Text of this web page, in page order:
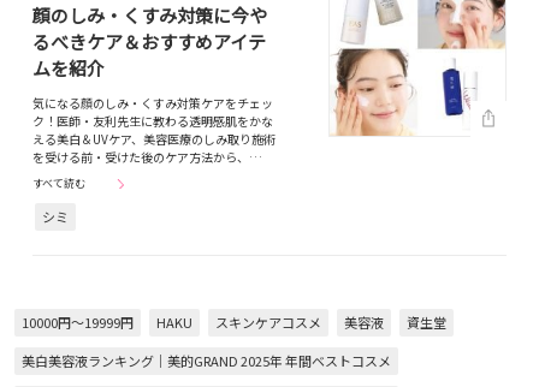
顔のしみ・くすみ対策に今や
るべきケア＆おすすめアイテ
ムを紹介
気になる顔のしみ・くすみ対策ケアをチェッ
ク！医師・友利先生に教わる透明感肌をかな
える美白＆UVケア、美容医療のしみ取り施術
を受ける前・受けた後のケア方法から、…
すべて読む
シミ
10000円～19999円 HAKU スキンケアコスメ 美容液
資生堂
美白美容液ランキング｜美的GRAND 2025年 年間ベストコスメ